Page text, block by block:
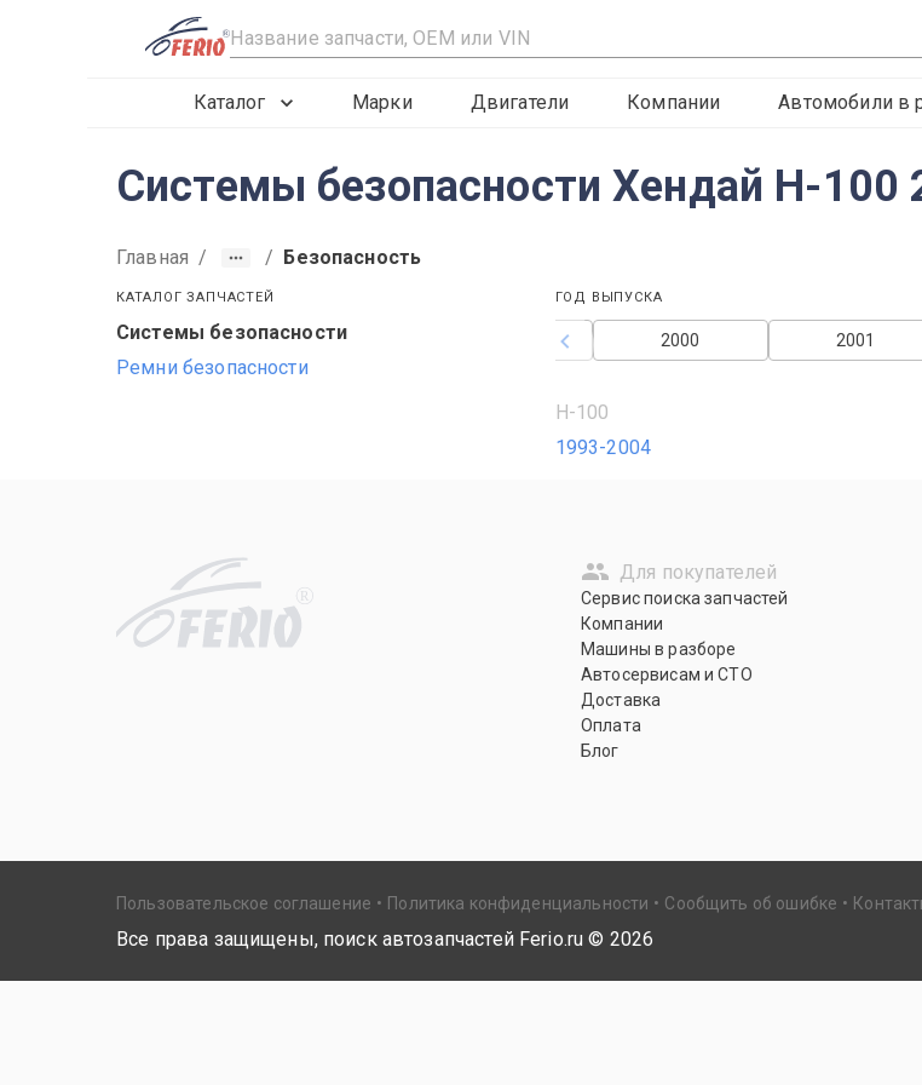
R
Каталог Марки Двигатели Компании Автомобили в
Системы безопасности Хендай H-100
Главная / / Безопасность
КАТАЛОГ ЗАПЧАСТЕЙ
Системы безопасности
Ремни безопасности
ГОД ВЫПУСКА
2001
2000
1998
1997
H-100
1993-2004
R
Для покупателей
Сервис поиска запчастей
Компании
Машины в разборе
Автосервисам и СТО
Доставка
Оплата
Блог
Пользовательское соглашение Политика конфиденциальности Сообщить об ошибке
Все права защищены, поиск автозапчастей Ferio.ru © 2026